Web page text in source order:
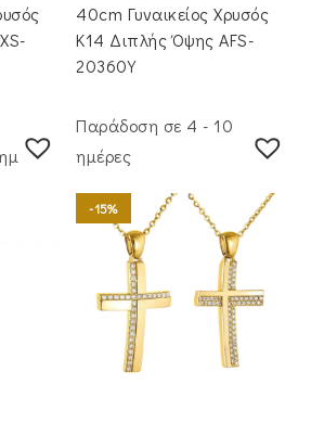
€1,070.00.
40cm Γυναικείος Χρυσός
Κ14 Διπλής Όψης AFS-
20360Y
Παράδοση σε 4 - 10
ημέρες
-15%